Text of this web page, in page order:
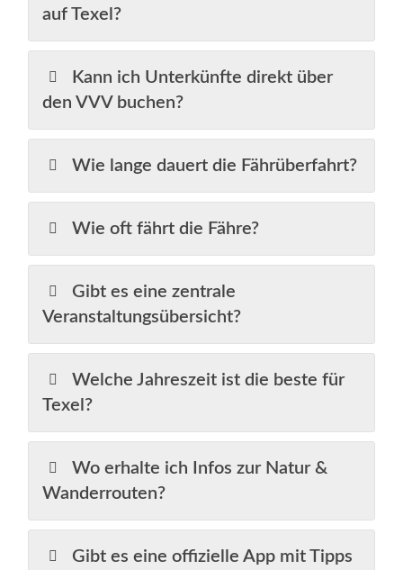
auf Texel?
Kann ich Unterkünfte direkt über
den VVV buchen?
Wie lange dauert die Fährüberfahrt?
Wie oft fährt die Fähre?
Gibt es eine zentrale
Veranstaltungsübersicht?
Welche Jahreszeit ist die beste für
Texel?
Wo erhalte ich Infos zur Natur &
Wanderrouten?
Gibt es eine offizielle App mit Tipps